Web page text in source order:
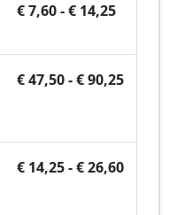
€ 7,60 - € 14,25
€ 47,50 - € 90,25
€ 14,25 - € 26,60